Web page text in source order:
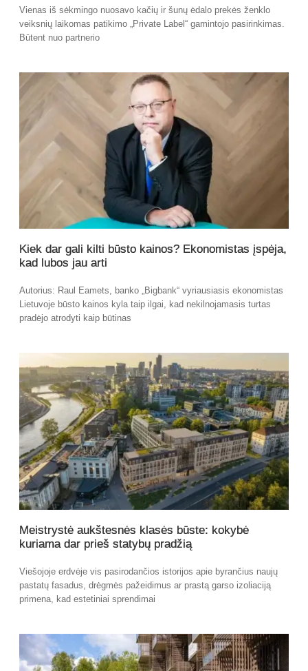
Vienas iš sėkmingo nuosavo kačių ir šunų ėdalo prekės ženklo
veiksnių laikomas patikimo „Private Label“ gamintojo pasirinkimas.
Būtent nuo partnerio
Kiek dar gali kilti būsto kainos? Ekonomistas įspėja,
kad lubos jau arti
Autorius: Raul Eamets, banko „Bigbank“ vyriausiasis ekonomistas
Lietuvoje būsto kainos kyla taip ilgai, kad nekilnojamasis turtas
pradėjo atrodyti kaip būtinas
Meistrystė aukštesnės klasės būste: kokybė
kuriama dar prieš statybų pradžią
Viešojoje erdvėje vis pasirodančios istorijos apie byrančius naujų
pastatų fasadus, drėgmės pažeidimus ar prastą garso izoliaciją
primena, kad estetiniai sprendimai